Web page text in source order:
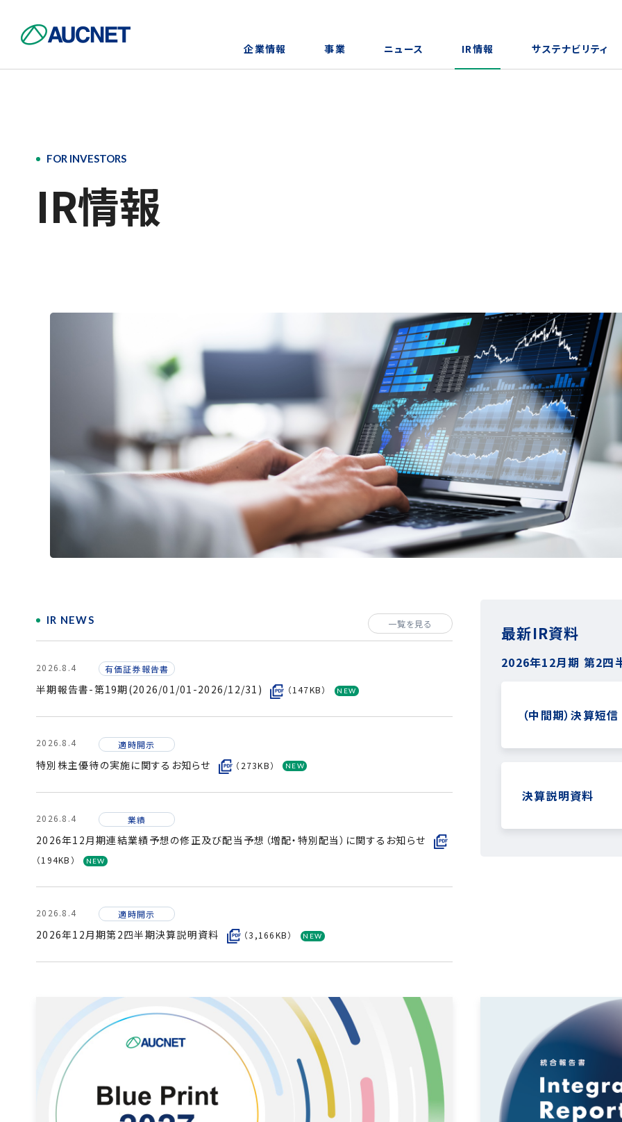
FOR INVESTORS
IR情報
IR NEWS
2026.8.4 有価証券報告書
半期報告書-第19期(2026/01/01-2026/12/31) （147KB）
2026.8.4 適時開示
特別株主優待の実施に関するお知らせ （273KB）
2026.8.4 業績
2026年12月期連結業績予想の修正及び配当予想（増配・特別配当）に関するお知らせ
（194KB）
2026.8.4 適時開示
2026年12月期第2四半期決算説明資料 （3,166KB）
一覧を見る 最新IR資料
2026年12月期 第2四
（中間期）決算短信
決算説明資料
会社情報・アクセス
挑戦の40年
企業情報
オートモビル事業（中古車）
事業
ニュース一覧
ニュース
IRニュース
IRライブラリー
IR情報
Environment(環境)/TCFD
Governance (ガバナンス)
サステナビリティ